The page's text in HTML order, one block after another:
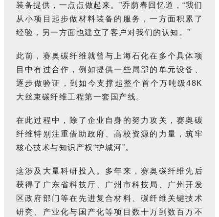
装备提供，一点点做起来。”乔荫春回忆道，“我们
从小项目起步做材料装备的服务，一方面积累了
经验，另一方面也建立了客户对我们的认知。”
此前，赛奥碳纤维就曾与上海石化在多个具体项
目中有过合作，例如提供一些局部的单元设备、
逐步做验证，到如今支撑起整个首个万吨级48K
大丝束碳纤维工程第一套国产线。
在此过程中，除了企业自身的努力攻关，赛奥碳
纤维特别注重借助政府、高校资源的力量，筑牢
核心技术与知识产权“护城河”。
这涉及大量科研投入。多年来，赛奥碳纤维先后
获得了广东省科技厅、广州市科技局、广州开发
区政府部门等在先进复合材料、碳纤维关键技术
研究、产业化与国产化等项目数十万到数百万不